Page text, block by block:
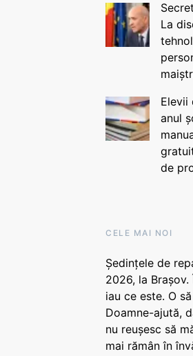
La
Elevii
anul
de
CELE MAI NOI
Ședințele de
2026, la
iau ce este. O
Doamne-ajută,
nu reușesc să
mai rămân în